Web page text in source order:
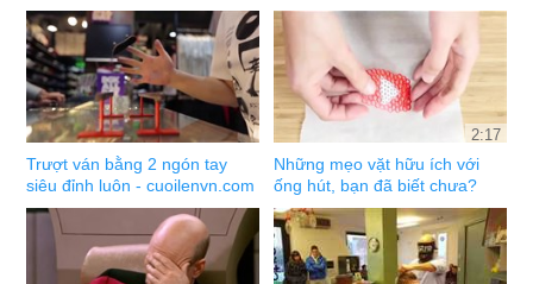
Trượt ván bằng 2 ngón tay
siêu đỉnh luôn - cuoilenvn.com
2:17
Những mẹo vặt hữu ích với
ống hút, bạn đã biết chưa?